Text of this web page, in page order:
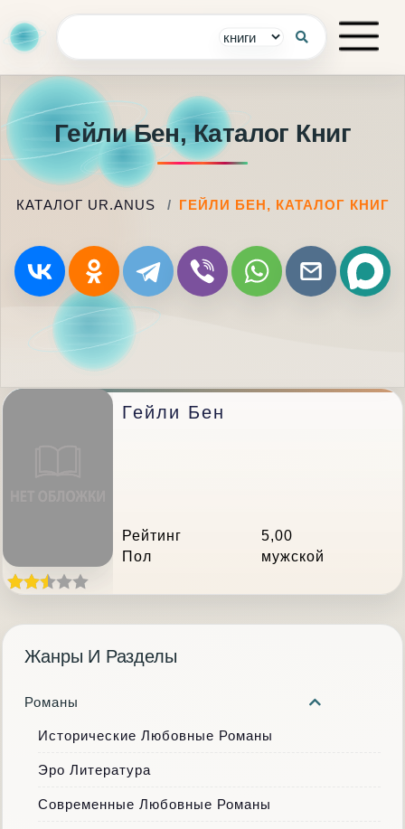
Гейли Бен, Каталог Книг
КАТАЛОГ UR.ANUS ГЕЙЛИ БЕН, КАТАЛОГ КНИГ
Гейли Бен
Рейтинг
5,00
Пол
мужской
Жанры И Разделы
Романы
Исторические Любовные Романы
Эро Литература
Современные Любовные Романы